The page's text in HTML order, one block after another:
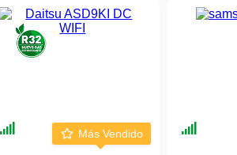
Disponibilidad
Inmediata
Más Vendido